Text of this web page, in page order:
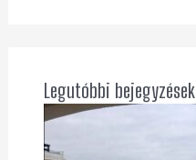
Legutóbbi bejegyzések